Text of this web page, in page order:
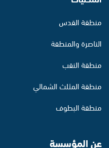
منطقة القدس
الناصرة والمنطقة
منطقة النقب
منطقة المثلث الشمالي
منطقة البطوف
عن المؤسسة